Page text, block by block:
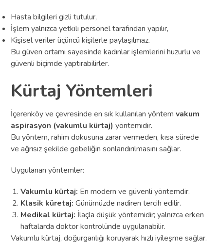
Hasta bilgileri gizli tutulur,
İşlem yalnızca yetkili personel tarafından yapılır,
Kişisel veriler üçüncü kişilerle paylaşılmaz.
Bu güven ortamı sayesinde kadınlar işlemlerini huzurlu ve
güvenli biçimde yaptırabilirler.
Kürtaj Yöntemleri
İçerenköy ve çevresinde en sık kullanılan yöntemvakum
aspirasyon (vakumlu kürtaj) yöntemidir.
Bu yöntem, rahim dokusuna zarar vermeden, kısa sürede
ve ağrısız şekilde gebeliğin sonlandırılmasını sağlar.
Uygulanan yöntemler:
Vakumlu kürtaj: En modern ve güvenli yöntemdir.
Klasik küretaj: Günümüzde nadiren tercih edilir.
Medikal kürtaj: İlaçla düşük yöntemidir; yalnızca erken
haftalarda doktor kontrolünde uygulanabilir.
Vakumlu kürtaj, doğurganlığı koruyarak hızlı iyileşme sağlar.